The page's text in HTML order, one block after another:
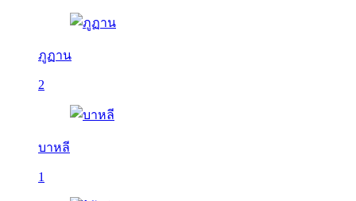
ภูฏาน
2
บาหลี
1